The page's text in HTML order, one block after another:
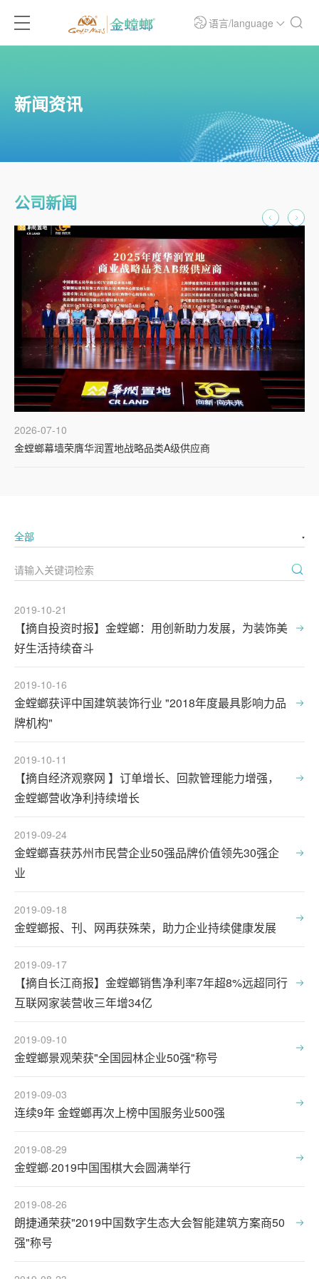
语言/language
新闻资讯
公司新闻
2026-07-10
金螳螂幕墙荣膺华润置地战略品类A级供应商
2019-10-21
【摘自投资时报】金螳螂：用创新助力发展，为装饰美
好生活持续奋斗
2019-10-16
金螳螂获评中国建筑装饰行业 "2018年度最具影响力品
牌机构"
2019-10-11
【摘自经济观察网 】订单增长、回款管理能力增强，
金螳螂营收净利持续增长
2019-09-24
金螳螂喜获苏州市民营企业50强品牌价值领先30强企
业
2019-09-18
金螳螂报、刊、网再获殊荣，助力企业持续健康发展
2019-09-17
【摘自长江商报】金螳螂销售净利率7年超8%远超同行
互联网家装营收三年增34亿
2019-09-10
金螳螂景观荣获"全国园林企业50强"称号
2019-09-03
连续9年 金螳螂再次上榜中国服务业500强
2019-08-29
金螳螂·2019中国围棋大会圆满举行
2019-08-26
朗捷通荣获"2019中国数字生态大会智能建筑方案商50
强"称号